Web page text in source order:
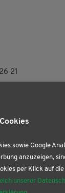
21
– 18.00 Uhr
– 18.00 Uhr
sowie Google
anzuzeigen,
per Klick auf
unserer